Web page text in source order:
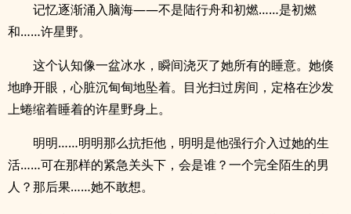
记忆逐渐涌入脑海——不是陆行舟和初燃……是初燃
和……许星野。
这个认知像一盆冰水，瞬间浇灭了她所有的睡意。她倏
地睁开眼，心脏沉甸甸地坠着。目光扫过房间，定格在沙发
上蜷缩着睡着的许星野身上。
明明……明明那么抗拒他，明明是他强行介入过她的生
活……可在那样的紧急关头下，会是谁？一个完全陌生的男
人？那后果……她不敢想。